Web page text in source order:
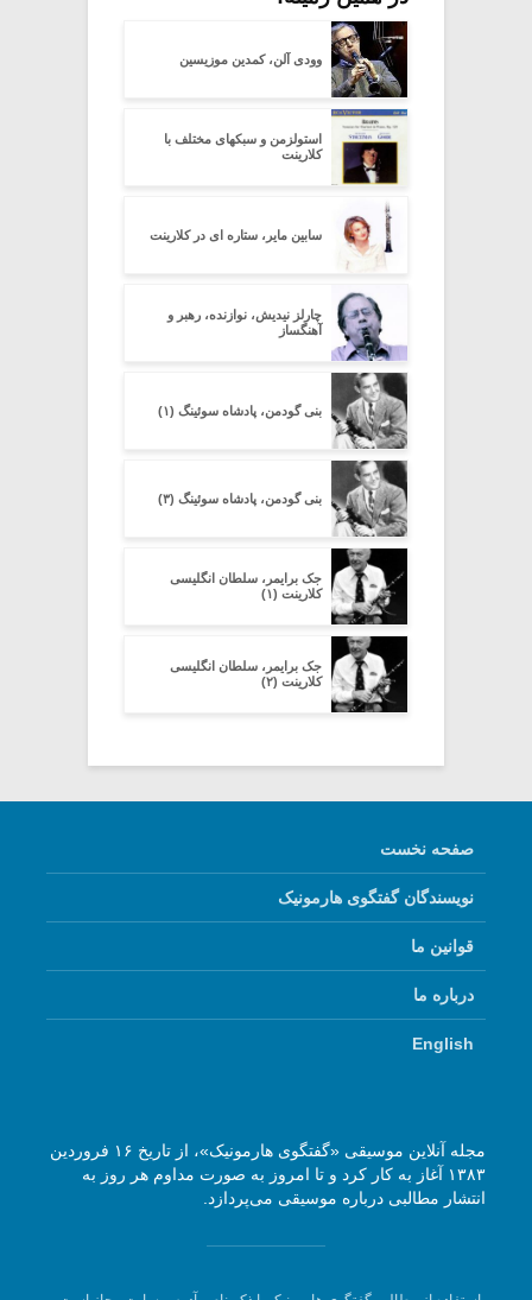
وودی آلن، کمدین موزیسین
استولزمن و سبکهای مختلف با
کلارینت
سابین مایر، ستاره ای در کلارینت
چارلز نیدیش، نوازنده، رهبر و
آهنگساز
بنی گودمن، پادشاه سوئینگ (۱)
بنی گودمن، پادشاه سوئینگ (۳)
جک برایمر، سلطان انگلیسی
کلارینت (۱)
جک برایمر، سلطان انگلیسی
کلارینت (۲)
صفحه نخست
نویسندگان گفتگوی هارمونیک
قوانین ما
درباره ما
English
مجله آنلاین موسیقی «گفتگوی هارمونیک»، از تاریخ ۱۶ فروردین
۱۳۸۳ آغاز به کار کرد و تا امروز به صورت مداوم هر روز به
انتشار مطالبی درباره موسیقی می‌پردازد.